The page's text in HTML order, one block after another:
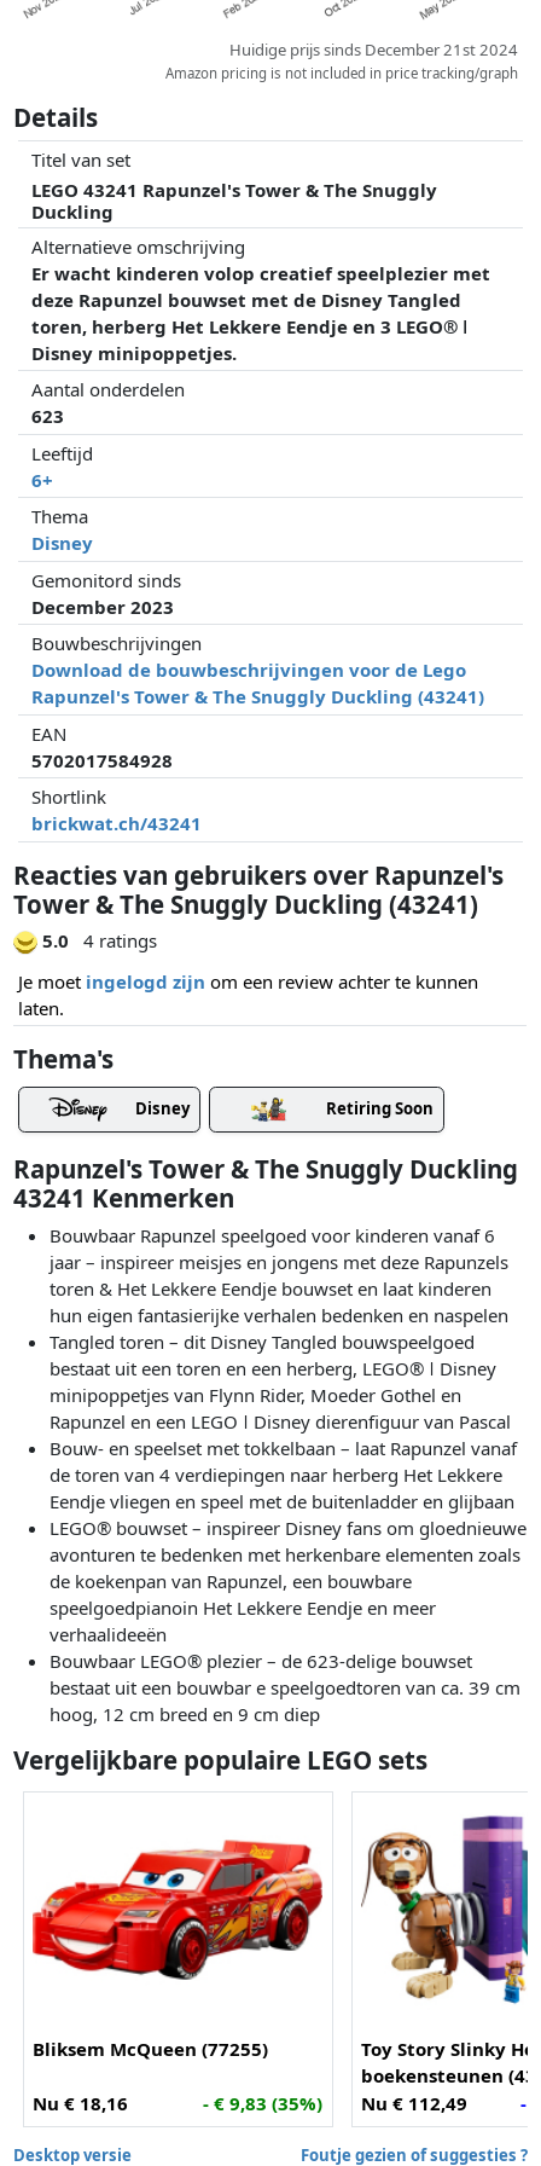
Huidige prijs sinds December 21st 2024
Amazon pricing is not included in price tracking/graph
Details
Titel van set
LEGO 43241 Rapunzel's Tower & The Snuggly
Duckling
Alternatieve omschrijving
Er wacht kinderen volop creatief speelplezier met
deze Rapunzel bouwset met de Disney Tangled
toren, herberg Het Lekkere Eendje en 3 LEGO® ǀ
Disney minipoppetjes.
Aantal onderdelen
623
Leeftijd
6+
Thema
Disney
Gemonitord sinds
December 2023
Bouwbeschrijvingen
Download de bouwbeschrijvingen voor de Lego
Rapunzel's Tower & The Snuggly Duckling (43241)
EAN
5702017584928
Shortlink
brickwat.ch/43241
Reacties van gebruikers over Rapunzel's
Tower & The Snuggly Duckling (43241)
5.0
4 ratings
Je moet ingelogd zijn om een review achter te kunnen
laten.
Thema's
Disney Retiring Soon
Rapunzel's Tower & The Snuggly Duckling
43241 Kenmerken
Bouwbaar Rapunzel speelgoed voor kinderen vanaf 6
jaar – inspireer meisjes en jongens met deze Rapunzels
toren & Het Lekkere Eendje bouwset en laat kinderen
hun eigen fantasierijke verhalen bedenken en naspelen
Tangled toren – dit Disney Tangled bouwspeelgoed
bestaat uit een toren en een herberg, LEGO® ǀ Disney
minipoppetjes van Flynn Rider, Moeder Gothel en
Rapunzel en een LEGO ǀ Disney dierenfiguur van Pascal
Bouw- en speelset met tokkelbaan – laat Rapunzel vanaf
de toren van 4 verdiepingen naar herberg Het Lekkere
Eendje vliegen en speel met de buitenladder en glijbaan
LEGO® bouwset – inspireer Disney fans om gloednieuwe
avonturen te bedenken met herkenbare elementen zoals
de koekenpan van Rapunzel, een bouwbare
speelgoedpianoin Het Lekkere Eendje en meer
verhaalideeën
Bouwbaar LEGO® plezier – de 623-delige bouwset
bestaat uit een bouwbar e speelgoedtoren van ca. 39 cm
hoog, 12 cm breed en 9 cm diep
Vergelijkbare populaire LEGO sets
Bliksem McQueen (77255)
Nu € 18,16 - € 9,83 (35%)
Toy Story Slinky
boekensteunen
Nu € 112,49
-
Desktop versie Foutje gezien of suggesties ?